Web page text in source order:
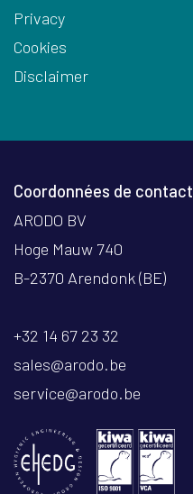
Privacy
Cookies
Disclaimer
Coordonnées de contact
ARODO BV
Hoge Mauw 740
B-2370 Arendonk (BE)
+32 14 67 23 32
sales@arodo.be
service@arodo.be